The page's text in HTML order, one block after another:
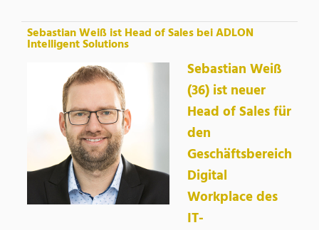
Sebastian Weiß ist Head of Sales bei ADLON
Intelligent Solutions
Sebastian Weiß
(36) ist neuer
Head of Sales für
den
Geschäftsbereich
Digital
Workplace des
IT-